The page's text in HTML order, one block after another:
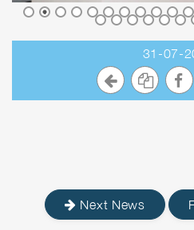
31-07-
Next News